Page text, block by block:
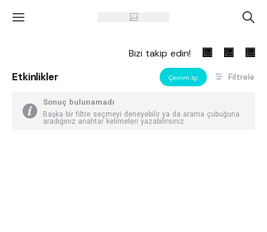
' A
Bizi takip edin!
Etkinlikler Çevrim Içi Filtrele
Sonuç bulunamadı
Başka bir filtre seçmeyi deneyebilir ya da arama çubuğuna
aradığınız anahtar kelimeleri yazabilirsiniz